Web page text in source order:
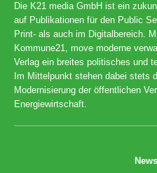
Die K21 media GmbH ist ein
auf Publikationen für den Public
Print- als auch im Digitalbereich.
Kommune21, move moderne
Verlag ein breites politisches und
Im Mittelpunkt stehen dabei stets
Modernisierung der öffentlichen
Energiewirtschaft.